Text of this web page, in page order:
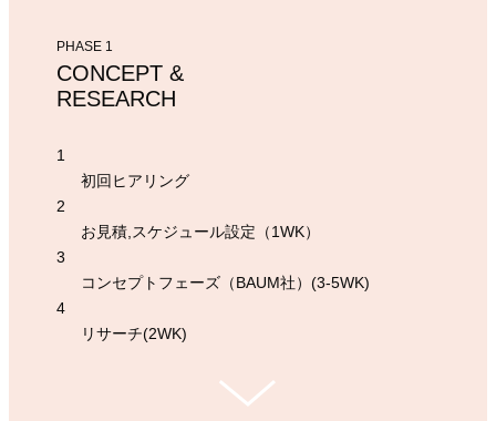
PHASE 1
CONCEPT &
RESEARCH
1
初回ヒアリング
2
お見積,スケジュール設定（1WK）
3
コンセプトフェーズ（BAUM社）(3-5WK)
4
リサーチ(2WK)